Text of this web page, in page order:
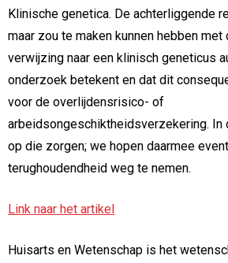
Klinische genetica. De achterliggende
maar zou te maken kunnen hebben
verwijzing naar een klinisch geneticus
onderzoek betekent en dat dit
voor de overlijdensrisico- of
arbeidsongeschiktheidsverzekering. In
op die zorgen; we hopen daarmee
terughoudendheid weg te nemen.
Link naar het artikel
Huisarts en Wetenschap is het